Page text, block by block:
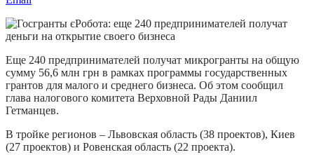
Еще 240 предпринимателей получат микрогранты на общую
сумму 56,6 млн грн в рамках программы государственных
грантов для малого и среднего бизнеса. Об этом сообщил
глава налогового комитета Верховной Рады Даниил
Гетманцев.
В тройке регионов – Львовская область (38 проектов), Киев
(27 проектов) и Ровенская область (22 проекта).